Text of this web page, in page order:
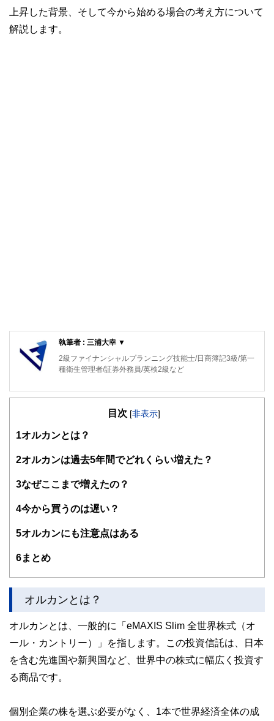
上昇した背景、そして今から始める場合の考え方について
解説します。
執筆者 : 三浦大幸 ▼
2級ファイナンシャルプランニング技能士/日商簿記3級/第一
種衛生管理者/証券外務員/英検2級など
目次 [非表示]
1 オルカンとは？
2オルカンは過去5年間でどれくらい増えた？
3なぜここまで増えたの？
4今から買うのは遅い？
5オルカンにも注意点はある
6まとめ
オルカンとは？
オルカンとは、一般的に「eMAXIS Slim 全世界株式（オ
ール・カントリー）」を指します。この投資信託は、日本
を含む先進国や新興国など、世界中の株式に幅広く投資す
る商品です。
個別企業の株を選ぶ必要がなく、1本で世界経済全体の成